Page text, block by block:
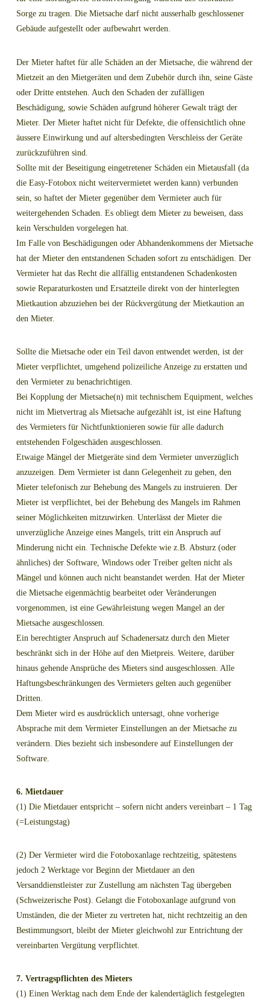
Sorge zu tragen. Die Mietsache darf nicht ausserhalb geschlossener
Gebäude aufgestellt oder aufbewahrt werden.
Der Mieter haftet für alle Schäden an der Mietsache, die während der
Mietzeit an den Mietgeräten und dem Zubehör durch ihn, seine Gäste
oder Dritte entstehen. Auch den Schaden der zufälligen
Beschädigung, sowie Schäden aufgrund höherer Gewalt trägt der
Mieter. Der Mieter haftet nicht für Defekte, die offensichtlich ohne
äussere Einwirkung und auf altersbedingten Verschleiss der Geräte
zurückzuführen sind.
Sollte mit der Beseitigung eingetretener Schäden ein Mietausfall (da
die Easy-Fotobox nicht weitervermietet werden kann) verbunden
sein, so haftet der Mieter gegenüber dem Vermieter auch für
weitergehenden Schaden. Es obliegt dem Mieter zu beweisen, dass
kein Verschulden vorgelegen hat.
Im Falle von Beschädigungen oder Abhandenkommens der Mietsache
hat der Mieter den entstandenen Schaden sofort zu entschädigen. Der
Vermieter hat das Recht die allfällig entstandenen Schadenkosten
sowie Reparaturkosten und Ersatzteile direkt von der hinterlegten
Mietkaution abzuziehen bei der Rückvergütung der Mietkaution an
den Mieter.
Sollte die Mietsache oder ein Teil davon entwendet werden, ist der
Mieter verpflichtet, umgehend polizeiliche Anzeige zu erstatten und
den Vermieter zu benachrichtigen.
Bei Kopplung der Mietsache(n) mit technischem Equipment, welches
nicht im Mietvertrag als Mietsache aufgezählt ist, ist eine Haftung
des Vermieters für Nichtfunktionieren sowie für alle dadurch
entstehenden Folgeschäden ausgeschlossen.
Etwaige Mängel der Mietgeräte sind dem Vermieter unverzüglich
anzuzeigen. Dem Vermieter ist dann Gelegenheit zu geben, den
Mieter telefonisch zur Behebung des Mangels zu instruieren. Der
Mieter ist verpflichtet, bei der Behebung des Mangels im Rahmen
seiner Möglichkeiten mitzuwirken. Unterlässt der Mieter die
unverzügliche Anzeige eines Mangels, tritt ein Anspruch auf
Minderung nicht ein. Technische Defekte wie z.B. Absturz (oder
ähnliches) der Software, Windows oder Treiber gelten nicht als
Mängel und können auch nicht beanstandet werden. Hat der Mieter
die Mietsache eigenmächtig bearbeitet oder Veränderungen
vorgenommen, ist eine Gewährleistung wegen Mangel an der
Mietsache ausgeschlossen.
Ein berechtigter Anspruch auf Schadenersatz durch den Mieter
beschränkt sich in der Höhe auf den Mietpreis. Weitere, darüber
hinaus gehende Ansprüche des Mieters sind ausgeschlossen. Alle
Haftungsbeschränkungen des Vermieters gelten auch gegenüber
Dritten.
Dem Mieter wird es ausdrücklich untersagt, ohne vorherige
Absprache mit dem Vermieter Einstellungen an der Mietsache zu
verändern. Dies bezieht sich insbesondere auf Einstellungen der
Software.
6. Mietdauer
(1) Die Mietdauer entspricht – sofern nicht anders vereinbart – 1 Tag
(=Leistungstag)
(2) Der Vermieter wird die Fotoboxanlage rechtzeitig, spätestens
jedoch 2 Werktage vor Beginn der Mietdauer an den
Versanddienstleister zur Zustellung am nächsten Tag übergeben
(Schweizerische Post). Gelangt die Fotoboxanlage aufgrund von
Umständen, die der Mieter zu vertreten hat, nicht rechtzeitig an den
Bestimmungsort, bleibt der Mieter gleichwohl zur Entrichtung der
vereinbarten Vergütung verpflichtet.
7. Vertragspflichten des Mieters
(1) Einen Werktag nach dem Ende der kalendertäglich festgelegten